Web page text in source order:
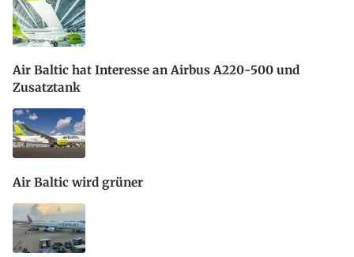
Air Baltic hat Interesse an Airbus A220-500 und
Zusatztank
Air Baltic wird grüner